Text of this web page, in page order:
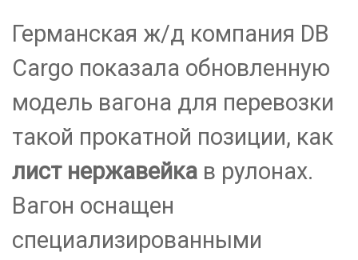
Германская ж/д компания DB
Cargo показала обновленную
модель вагона для перевозки
такой прокатной позиции, как
лист нержавейка в рулонах.
Вагон оснащен
специализированными